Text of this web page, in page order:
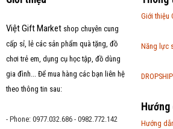
Việt Gift Marketshop chuyên cung
cấp sỉ, lẻ các sản phẩm quà tặng, đồ
chơi trẻ em, dụng cụ học tập, đồ dùng
gia đình... Để mua hàng các bạn liên hệ
theo thông tin sau:
- Phone: 0977.032.686 - 0982.772.142
Giới thiệu
Năng lực
Hướng
Hướng